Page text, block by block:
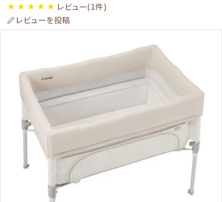
ACCOUNT MENU
ようこそ ゲスト 様
新規会員登録
カテゴリーから選ぶ
ブランドから選ぶ
コンテンツ
INFORMATIOM
お問い合わせ
star star star star star レビュー(1件)
レビューを投稿